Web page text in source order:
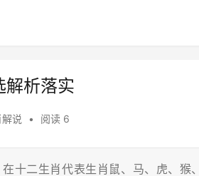
解析落实
说 • 阅读 6
十二生肖代表生肖鼠、马、虎、猴